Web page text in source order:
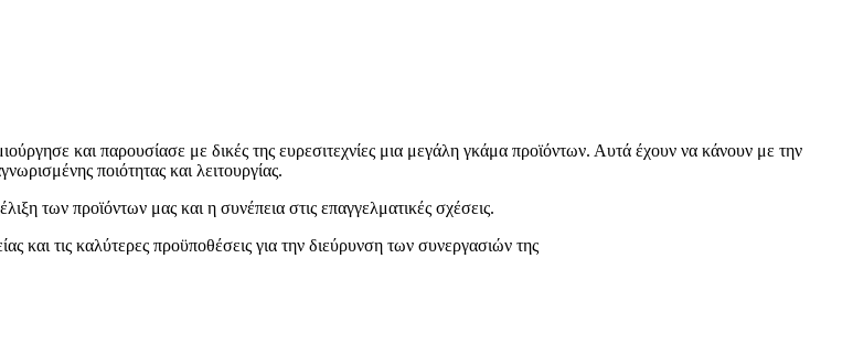
και παρουσίασε με δικές της ευρεσιτεχνίες μια μεγάλη γκάμα προϊόντων. Αυτά έχουν να κάνουν με την
ποιότητας και λειτουργίας.
των προϊόντων μας και η συνέπεια στις επαγγελματικές σχέσεις.
και τις καλύτερες προϋποθέσεις για την διεύρυνση των συνεργασιών της